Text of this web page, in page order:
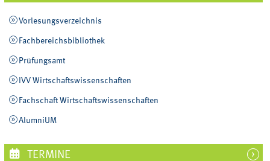
Vorlesungsverzeichnis
Fachbereichsbibliothek
Prüfungsamt
IVV Wirtschaftswissenschaften
Fachschaft Wirtschaftswissenschaften
AlumniUM
TERMINE